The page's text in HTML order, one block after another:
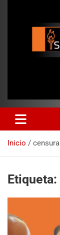
Inicio
Etiqueta: